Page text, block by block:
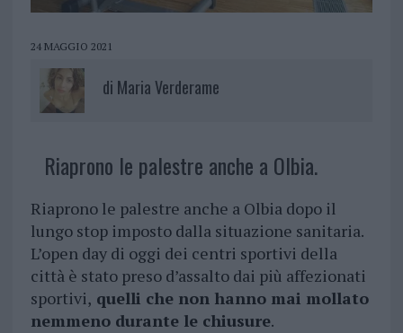
24 MAGGIO 2021
di Maria Verderame
Riaprono le palestre anche a Olbia.
Riaprono le palestre anche a Olbia dopo il
lungo stop imposto dalla situazione sanitaria.
L’open day di oggi dei centri sportivi della
città è stato preso d’assalto dai più affezionati
sportivi, quelli che non hanno mai mollato
nemmeno durante le chiusure.